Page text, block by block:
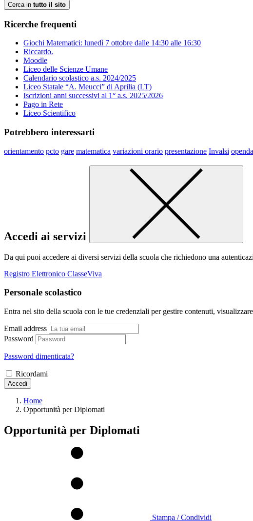
Cerca in tutto il sito
Ricerche frequenti
Giochi Matematici: lunedì 7 ottobre dalle 14:30 alle 16:30
Riccardo.
Moodle
Liceo delle Scienze Umane
Calendario scolastico a.s. 2024/2025
Liceo Statale “A. Meucci” di Aprilia (LT)
Iscrizioni anni successivi al 1° a.s. 2025/2026
Pago in Rete
Liceo Scientifico
Potrebbero interessarti
orientamento pcto gare matematica variazioni orario presentazione Invalsi
Accedi ai servizi
Da qui puoi accedere ai diversi servizi della scuola che richiedono una
Registro Elettronico ClasseViva
Personale scolastico
Entra nel sito della scuola con le tue credenziali per gestire contenuti,
Email address
Password
Password dimenticata?
Ricordami
Accedi
Home
Opportunità per Diplomati
Opportunità per Diplomati
Stampa / Condividi